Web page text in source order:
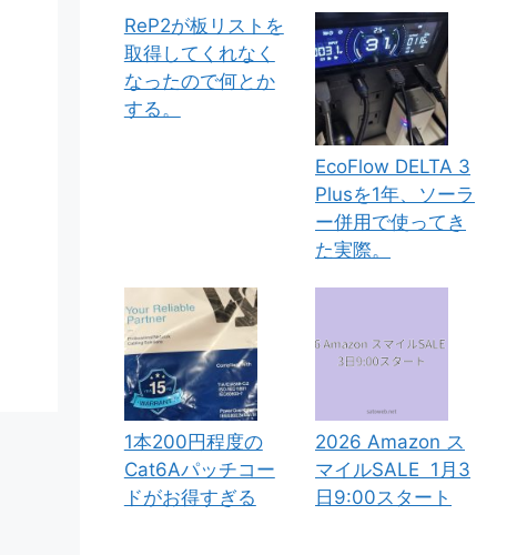
ReP2が板リストを
取得してくれなく
なったので何とか
する。
EcoFlow DELTA 3
Plusを1年、ソーラ
ー併用で使ってき
た実際。
1本200円程度の
Cat6Aパッチコー
ドがお得すぎる
2026 Amazon ス
マイルSALE 1月3
日9:00スタート